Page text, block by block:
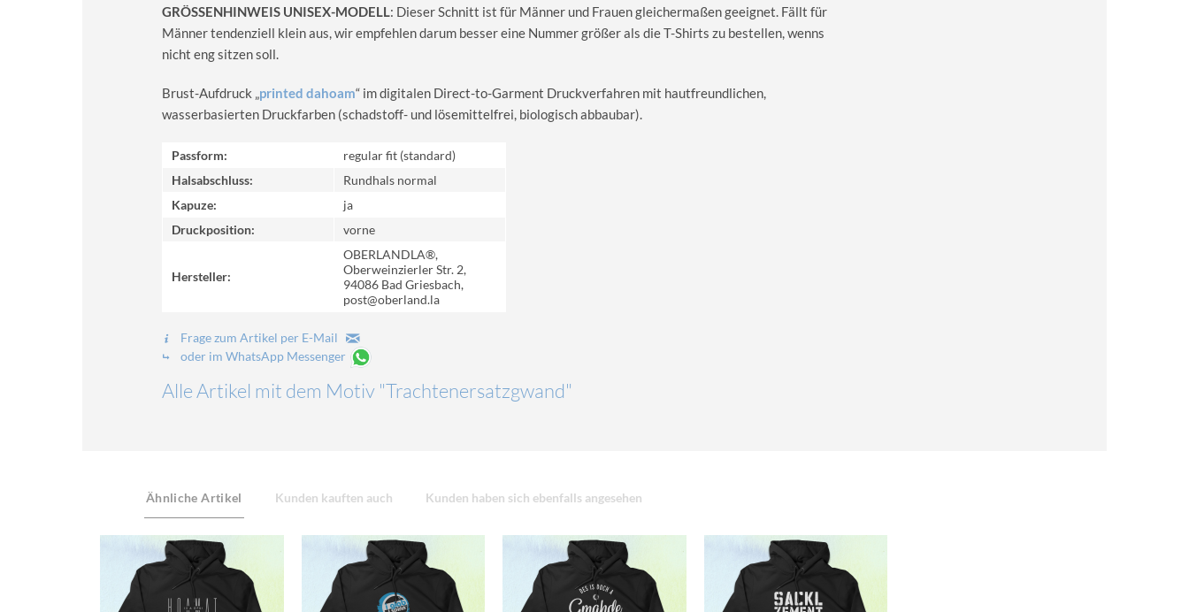
GRÖSSENHINWEIS UNISEX-MODELL: Dieser Schnitt ist für Männer und Frauen gleichermaßen geeignet. Fällt für
Männer tendenziell klein aus, wir empfehlen darum besser eine Nummer größer als die T-Shirts zu bestellen, wenns
nicht eng sitzen soll.
Brust-Aufdruck „printed dahoam“ im digitalen Direct-to-Garment Druckverfahren mit hautfreundlichen,
wasserbasierten Druckfarben (schadstoff- und lösemittelfrei, biologisch abbaubar).
Passform:
regular fit (standard)
Halsabschluss:
Rundhals normal
Kapuze:
ja
Druckposition:
vorne
Hersteller:
OBERLANDLA®,
Oberweinzierler Str. 2,
94086 Bad Griesbach,
post@oberland.la
Frage zum Artikel per E-Mail
oder im WhatsApp Messenger
Alle Artikel mit dem Motiv "Trachtenersatzgwand"
Ähnliche Artikel Kunden kauften auch Kunden haben sich ebenfalls angesehen